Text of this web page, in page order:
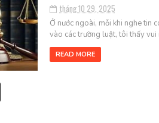
tháng 10 29, 2025
Ở nước ngoài, mỗi khi nghe tin
vào các trường luật, tôi thấy vui
READ MORE